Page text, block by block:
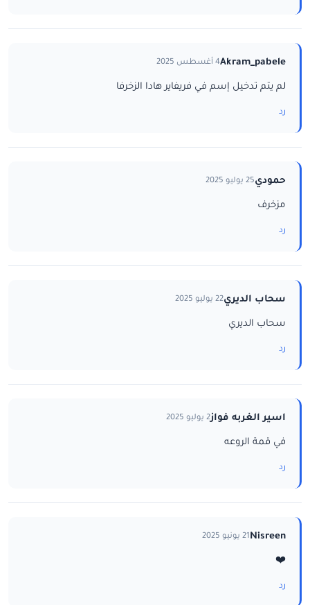
Akram_pabele4 أغسطس 2025
لم يتم تدخيل إسم في فريفاير هادا الزخرفا
رد
حمودي25 يوليو 2025
مزخرف
رد
سحاب الديري22 يوليو 2025
سحاب الديري
رد
اسير الغربه فواز2 يوليو 2025
في قمة الروعه
رد
Nisreen21 يونيو 2025
❤️
رد